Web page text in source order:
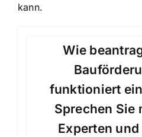
kann.
Wie
funktioniert
Sprechen Sie
Experten